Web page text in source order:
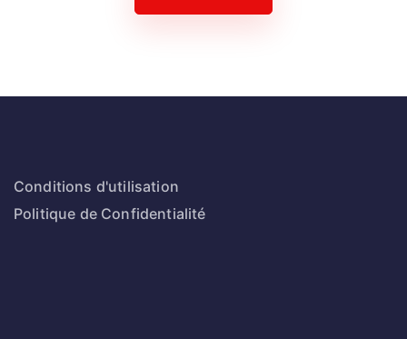
Conditions d'utilisation
Politique de Confidentialité